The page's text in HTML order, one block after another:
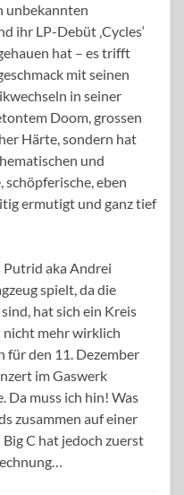
unbekannten
ihr LP-Debüt ‚Cycles‘
hat – es trifft
mit seinen
in seiner
Doom, grossen
Härte, sondern hat
und
eben
ermutigt und ganz tief
Putrid aka Andrei
spielt, da die
hat sich ein Kreis
nicht mehr wirklich
für den 11. Dezember
im Gaswerk
muss ich hin! Was
zusammen auf einer
C hat jedoch zuerst